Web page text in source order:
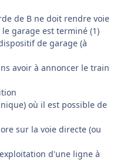
de B ne doit rendre voie
garage est terminé (1)
de garage (à
avoir à annoncer le train
où il est possible de
sur la voie directe (ou
d'une ligne à